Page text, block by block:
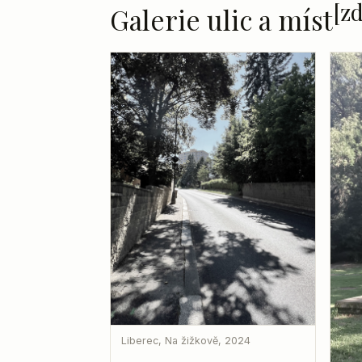
Galerie ulic a míst
Liberec, Na žižkově, 2024